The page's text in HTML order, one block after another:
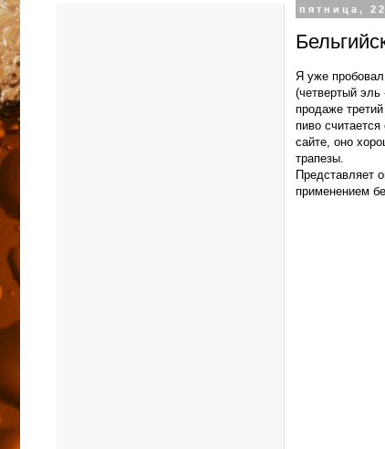
пятница,
Я уже
(четвертый
продаже
пиво
сайте, оно
трапезы.
Представляет
применением